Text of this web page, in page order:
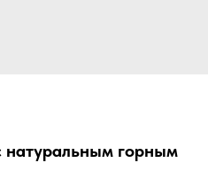
натуральным горным